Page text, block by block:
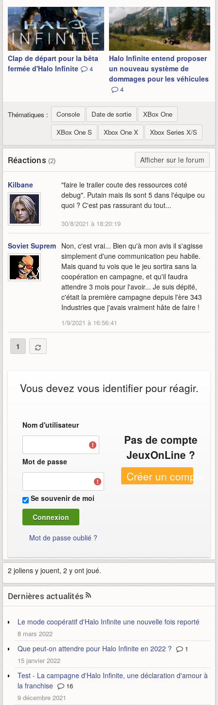
Clap de départ pour la bêta
fermée d'Halo Infinite
4
Halo Infinite entend proposer
un nouveau système de
dommages pour les véhicules
4
Thématiques : Console Date de sortie
XBox One
XBox One S
Xbox One X Xbox Series X/S
Réactions (2) Afficher sur le forum
Kilbane
"faire le trailer coute des ressources coté
debug". Putain mais ils sont 5 dans l'équipe ou
quoi ? C'est pas rassurant du tout...
30/8/2021 à 18:20:19
Soviet Suprem Non, c'est vrai... Bien qu'à mon avis il s'agisse
simplement d'une communication peu habile.
Mais quand tu vois que le jeu sortira sans la
coopération en campagne, et qu'il faudra
attendre 3 mois pour l'avoir... Je suis dépité,
c'était la première campagne depuis l'ère 343
Industries que j'avais vraiment hâte de faire !
1/9/2021 à 16:56:41
1
Vous devez vous identifier pour réagir.
Nom d'utilisateur
Mot de passe
Se souvenir de moi
Mot de passe oublié ?
Pas de compte
JeuxOnLine ?
Créer un compte
2 joliens y jouent, 2 y ont joué.
Dernières actualités
Le mode coopératif d'Halo Infinite une nouvelle fois reporté
8 mars 2022
Que peut-on attendre pour Halo Infinite en 2022 ?
1
15 janvier 2022
Test - La campagne d'Halo Infinite, une déclaration d'amour à
la franchise
16
9 décembre 2021